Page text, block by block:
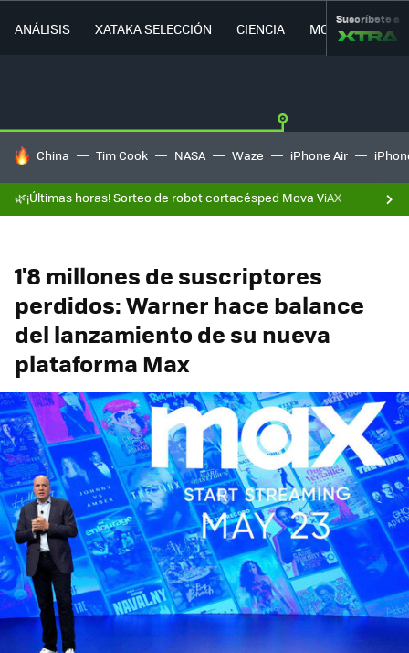
ANÁLISIS XATAKA SELECCIÓN CIENCIA MOVILIDAD
Suscríbete a
HOY SE HABLA DE
China Tim Cook NASA Waze iPhone Air
🌿¡Últimas horas! Sorteo de robot cortacésped Mova ViAX
1'8 millones de suscriptores
perdidos: Warner hace balance
del lanzamiento de su nueva
plataforma Max